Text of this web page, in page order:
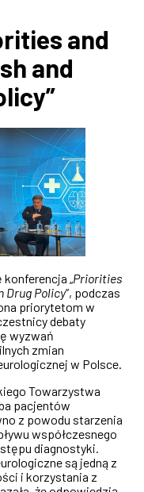
and
and
konferencja „Priorities
Drug Policy”, podczas
priorytetom w
debaty
wyzwań
zmian
w Polsce.
Towarzystwa
pacjentów
z powodu starzenia
współczesnego
diagnostyki.
są jedną z
i korzystania z